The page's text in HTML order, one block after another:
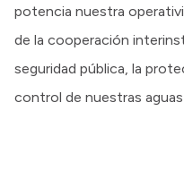
potencia nuestra
de la cooperación
seguridad pública, la
control de nuestras aguas